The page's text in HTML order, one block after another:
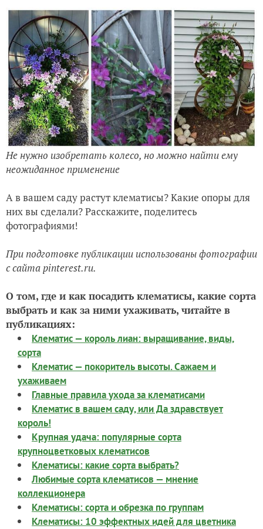
Не нужно изобретать колесо, но можно найти ему
неожиданное применение
А в вашем саду растут клематисы? Какие опоры для
них вы сделали? Расскажите, поделитесь
фотографиями!
При подготовке публикации использованы фотографии
с сайта pinterest.ru.
О том, где и как посадить клематисы, какие сорта
выбрать и как за ними ухаживать, читайте в
публикациях:
Клематис — король лиан: выращивание, виды,
сорта
Клематис — покоритель высоты. Сажаем и
ухаживаем
Главные правила ухода за клематисами
Клематис в вашем саду, или Да здравствует
король!
Крупная удача: популярные сорта
крупноцветковых клематисов
Клематисы: какие сорта выбрать?
Любимые сорта клематисов — мнение
коллекционера
Клематисы: сорта и обрезка по группам
Клематисы: 10 эффектных идей для цветника